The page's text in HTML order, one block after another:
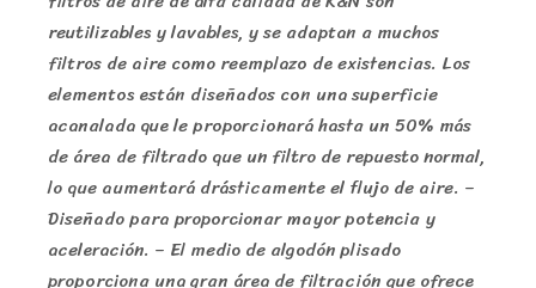
reutilizables y lavables, y se adaptan a muchos
filtros de aire como reemplazo de existencias. Los
elementos están diseñados con una superficie
acanalada que le proporcionará hasta un 50% más
de área de filtrado que un filtro de repuesto normal,
lo que aumentará drásticamente el flujo de aire. –
Diseñado para proporcionar mayor potencia y
aceleración. – El medio de algodón plisado
proporciona una gran área de filtración que ofrece